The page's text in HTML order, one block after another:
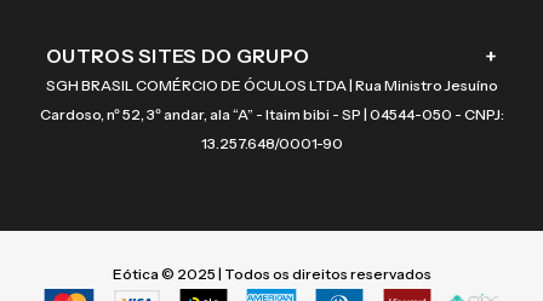
OUTROS SITES DO GRUPO +
SGH BRASIL COMÉRCIO DE ÓCULOS LTDA | Rua Ministro Jesuíno
Cardoso, nº 52, 3º andar, ala “A” - Itaim bibi - SP | 04544-050 - CNPJ:
13.257.648/0001-90
Eótica © 2025 | Todos os direitos reservados